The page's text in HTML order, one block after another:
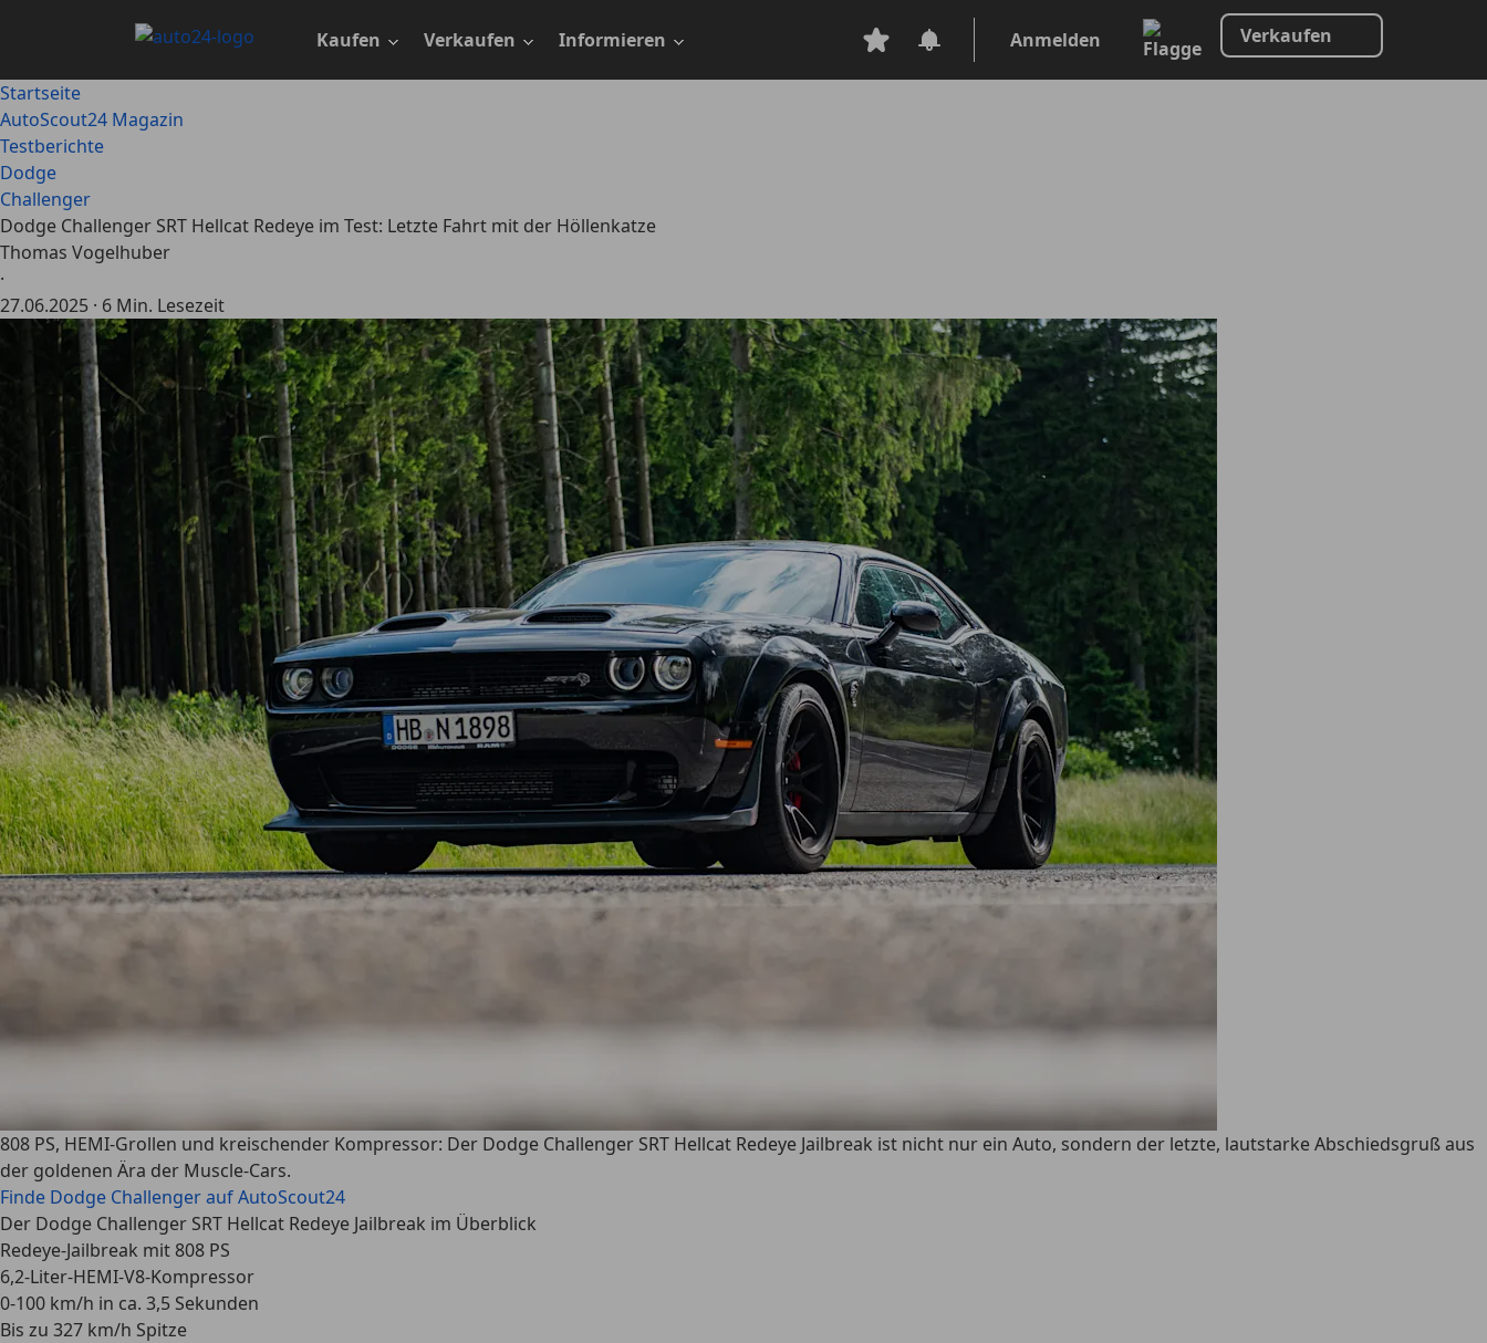
Kaufen Verkaufen Informieren Anmelden Verkaufen
Startseite
AutoScout24 Magazin
Testberichte
Dodge
Challenger
Dodge Challenger SRT Hellcat Redeye im Test: Letzte Fahrt mit der Höllenkatze
Thomas Vogelhuber
·
27.06.2025 · 6 Min. Lesezeit
808 PS, HEMI-Grollen und kreischender Kompressor: Der Dodge Challenger SRT Hellcat Redeye Jailbreak ist nicht nur ein Auto, sondern der letzte, lautstarke Abschiedsgruß aus
der goldenen Ära der Muscle-Cars.
Finde Dodge Challenger auf AutoScout24
Der Dodge Challenger SRT Hellcat Redeye Jailbreak im Überblick
Redeye-Jailbreak mit 808 PS
6,2-Liter-HEMI-V8-Kompressor
0-100 km/h in ca. 3,5 Sekunden
Bis zu 327 km/h Spitze